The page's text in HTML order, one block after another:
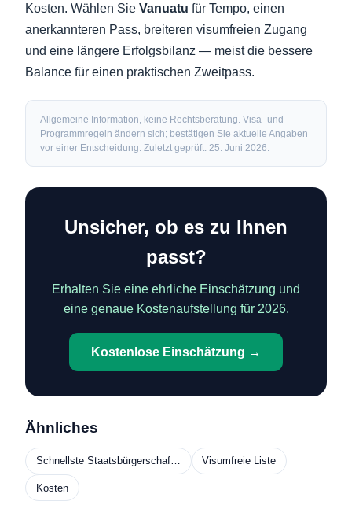
Kosten. Wählen Sie Vanuatu für Tempo, einen
anerkannteren Pass, breiteren visumfreien Zugang
und eine längere Erfolgsbilanz — meist die bessere
Balance für einen praktischen Zweitpass.
Allgemeine Information, keine Rechtsberatung. Visa- und
Programmregeln ändern sich; bestätigen Sie aktuelle Angaben
vor einer Entscheidung. Zuletzt geprüft: 25. Juni 2026.
Unsicher, ob es zu Ihnen
passt?
Erhalten Sie eine ehrliche Einschätzung und
eine genaue Kostenaufstellung für 2026.
Kostenlose Einschätzung →
Ähnliches
Schnellste Staatsbürgerschaf… Visumfreie Liste
Kosten